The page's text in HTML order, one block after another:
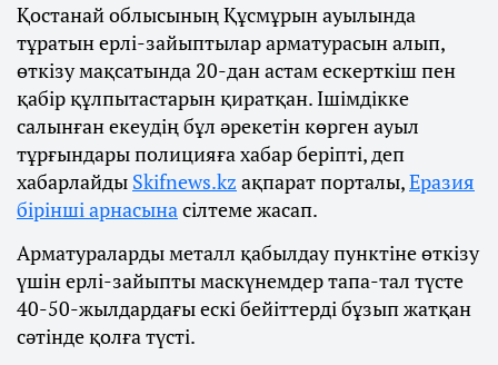
Қостанай облысының Құсмұрын ауылында
тұратын ерлі-зайыптылар арматурасын алып,
өткізу мақсатында 20-дан астам ескерткіш пен
қабір құлпытастарын қиратқан. Ішімдікке
салынған екеудің бұл әрекетін көрген ауыл
тұрғындары полицияға хабар беріпті, деп
хабарлайды Skifnews.kz ақпарат порталы,Еразия
бірінші арнасынасілтеме жасап.
Арматураларды металл қабылдау пунктіне өткізу
үшін ерлі-зайыпты маскүнемдер тапа-тал түсте
40-50-жылдардағы ескі бейіттерді бұзып жатқан
сәтінде қолға түсті.